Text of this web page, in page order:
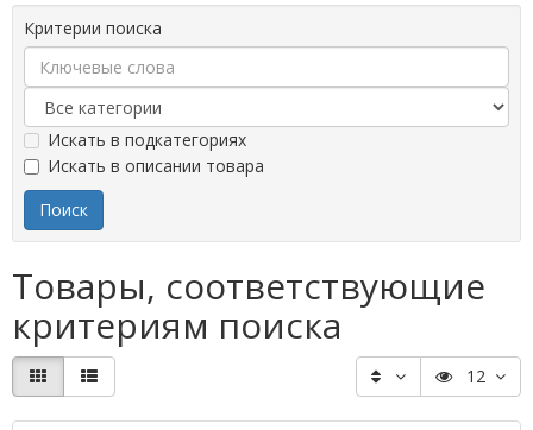
Критерии поиска
Искать в подкатегориях
Искать в описании товара
Товары, соответствующие
критериям поиска
12